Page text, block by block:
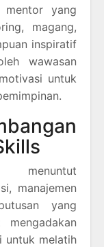
mentor yang
magang,
inspiratif
wawasan
untuk
menuntut
manajemen
yang
untuk melatih